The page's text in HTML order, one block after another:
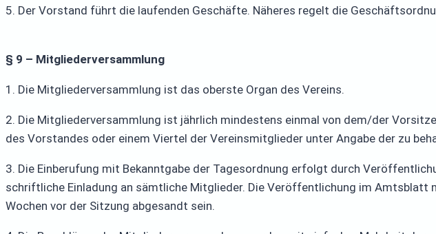
5. Der Vorstand führt die laufenden Geschäfte. Näheres regelt die
§ 9 – Mitgliederversammlung
1. Die Mitgliederversammlung ist das oberste Organ des Vereins.
2. Die Mitgliederversammlung ist jährlich mindestens einmal von dem/der
des Vorstandes oder einem Viertel der Vereinsmitglieder unter Angabe der zu
3. Die Einberufung mit Bekanntgabe der Tagesordnung erfolgt durch
schriftliche Einladung an sämtliche Mitglieder. Die Veröffentlichung im Amtsblatt
Wochen vor der Sitzung abgesandt sein.